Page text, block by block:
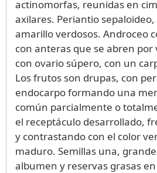
actinomorfas, reunidas en
axilares. Periantio
amarillo verdosos. Androceo
con anteras que se abren por
con ovario súpero, con un
Los frutos son drupas, con
endocarpo formando una
común parcialmente o
el receptáculo desarrollado,
y contrastando con el color
maduro. Semillas una,
albumen y reservas grasas